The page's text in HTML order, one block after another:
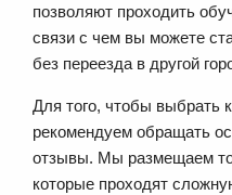
позволяют проходить
связи с чем вы можете
без переезда в другой
Для того, чтобы выбрать
рекомендуем обращать
отзывы. Мы размещаем
которые проходят